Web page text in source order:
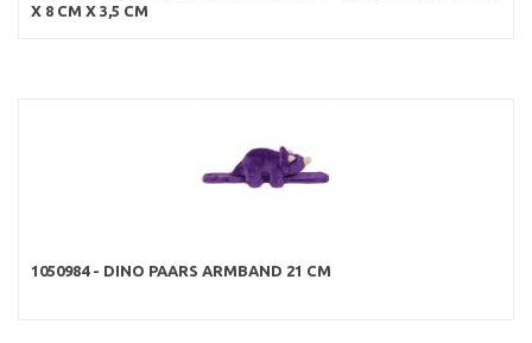
X 8 CM X 3,5 CM
1050984 - DINO PAARS ARMBAND 21 CM